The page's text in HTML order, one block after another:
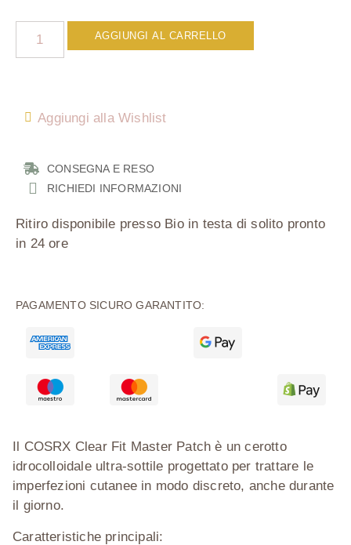
AGGIUNGI AL CARRELLO
Aggiungi alla Wishlist
CONSEGNA E RESO
RICHIEDI INFORMAZIONI
Ritiro disponibile presso Bio in testa di solito pronto
in 24 ore
PAGAMENTO SICURO GARANTITO:
Il COSRX Clear Fit Master Patch è un cerotto
idrocolloidale ultra-sottile progettato per trattare le
imperfezioni cutanee in modo discreto, anche durante
il giorno.
Caratteristiche principali: